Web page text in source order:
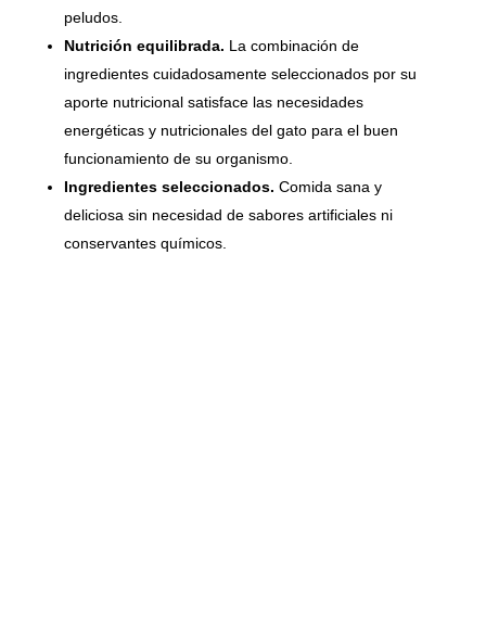
peludos.
Nutrición equilibrada. La combinación de
ingredientes cuidadosamente seleccionados por su
aporte nutricional satisface las necesidades
energéticas y nutricionales del gato para el buen
funcionamiento de su organismo.
Ingredientes seleccionados. Comida sana y
deliciosa sin necesidad de sabores artificiales ni
conservantes químicos.